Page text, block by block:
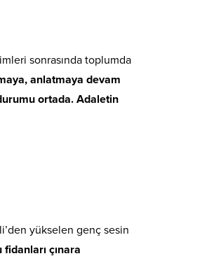
sonrasında toplumda
anlatmaya devam
ortada. Adaletin
yükselen genç sesin
çınara